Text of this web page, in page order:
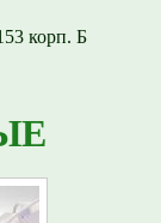
корп. Б